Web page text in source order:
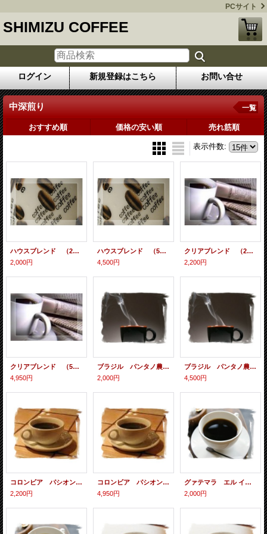
PCサイト
SHIMIZU COFFEE
ログイン 新規登録はこちら お問い合せ
中深煎り 一覧
おすすめ順 価格の安い順 売れ筋順
表示件数:
ハウスブレンド （200ｇ）
2,000円
ハウスブレンド （500ｇ）
4,500円
クリアブレンド （200ｇ）
2,200円
クリアブレンド （500ｇ）
4,950円
ブラジル パンタノ農園 （200ｇ）
2,000円
ブラジル パンタノ農園 （500ｇ）
4,500円
コロンビア パシオン・デ・シエラ （200ｇ）
2,200円
コロンビア パシオン・デ・シエラ （500ｇ）
4,950円
グァテマラ エル インフェルト （200ｇ）
2,000円